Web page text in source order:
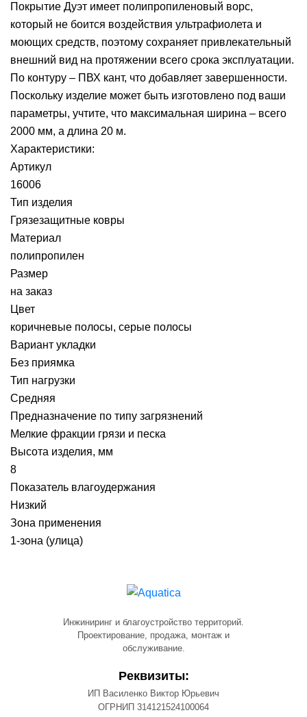
Покрытие Дуэт имеет полипропиленовый ворс,
который не боится воздействия ультрафиолета и
моющих средств, поэтому сохраняет привлекательный
внешний вид на протяжении всего срока эксплуатации.
По контуру – ПВХ кант, что добавляет завершенности.
Поскольку изделие может быть изготовлено под ваши
параметры, учтите, что максимальная ширина – всего
2000 мм, а длина 20 м.
Характеристики:
Артикул
16006
Тип изделия
Грязезащитные ковры
Материал
полипропилен
Размер
на заказ
Цвет
коричневые полосы, серые полосы
Вариант укладки
Без приямка
Тип нагрузки
Средняя
Предназначение по типу загрязнений
Мелкие фракции грязи и песка
Высота изделия, мм
8
Показатель влагоудержания
Низкий
Зона применения
1-зона (улица)
Инжиниринг и благоустройство территорий.
Проектирование, продажа, монтаж и
обслуживание.
Реквизиты:
ИП Василенко Виктор Юрьевич
ОГРНИП 314121524100064